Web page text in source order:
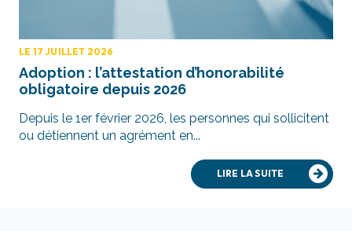
LE 17 JUILLET 2026
Adoption : l’attestation d’honorabilité
obligatoire depuis 2026
Depuis le 1er février 2026, les personnes qui sollicitent
ou détiennent un agrément en...
LIRE LA SUITE